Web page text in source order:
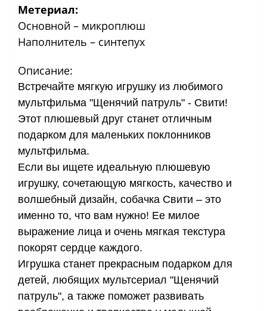
Метериал:
Основной – микроплюш
Наполнитель – синтепух
Описание:
Встречайте мягкую игрушку из любимого
мультфильма "Щенячий патруль" - Свити!
Этот плюшевый друг станет отличным
подарком для маленьких поклонников
мультфильма.
Если вы ищете идеальную плюшевую
игрушку, сочетающую мягкость, качество и
волшебный дизайн, собачка Свити – это
именно то, что вам нужно! Ее милое
выражение лица и очень мягкая текстура
покорят сердце каждого.
Игрушка станет прекрасным подарком для
детей, любящих мультсериал "Щенячий
патруль", а также поможет развивать